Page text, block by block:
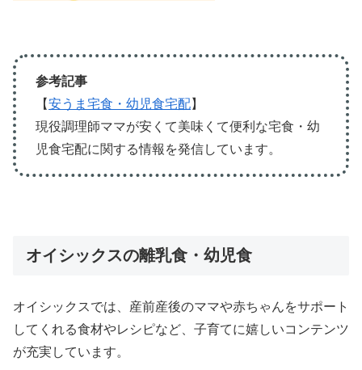
参考記事
【安うま宅食・幼児食宅配】
現役調理師ママが安くて美味くて便利な宅食・幼
児食宅配に関する情報を発信しています。
オイシックスの離乳食・幼児食
オイシックスでは、産前産後のママや赤ちゃんをサポート
してくれる食材やレシピなど、子育てに嬉しいコンテンツ
が充実しています。